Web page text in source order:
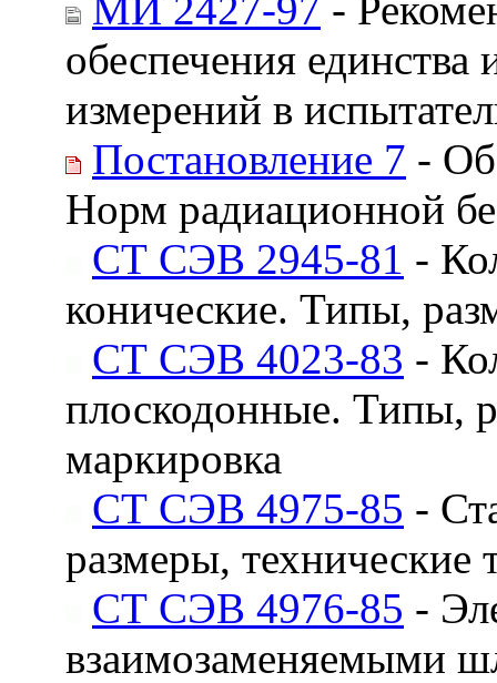
обеспечения
измерений в
Постановление 7 - Об
Норм радиационной
СТ СЭВ 2945-81 -
конические. Типы,
СТ СЭВ 4023-83 -
плоскодонные. Типы,
маркировка
СТ СЭВ 4975-85 -
размеры, технические
СТ СЭВ 4976-85 -
взаимозаменяемыми